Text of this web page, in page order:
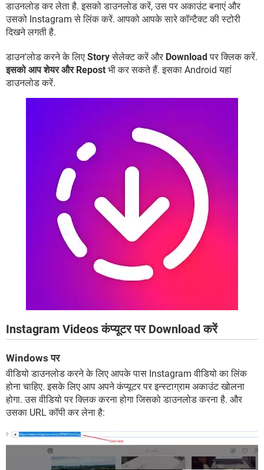
डाउनलोड कर लेता है. इसको डाउनलोड करें, उस पर अकाउंट बनाएं और
उसको Instagram से लिंक करें. आपको आपके सारे कॉन्टैक्ट की स्टोरी
दिखने लगती है.
डाउन'लोड करने के लिए Storyसेलेक्ट करें और Download पर क्लिक करें.
इसको आप शेयर और Repost भी कर सकते हैं. इसका Android यहां
डाउनलोड करें.
Instagram Videos कंप्यूटर पर Download करें
Windows पर
वीडियो डाउनलोड करने के लिए आपके पास Instagram वीडियो का लिंक
होना चाहिए. इसके लिए आप अपने कंप्यूटर पर इन्स्टाग्राम अकाउंट खोलना
होगा. उस वीडियो पर क्लिक करना होगा जिसको डाउनलोड करना है. और
उसका URL कॉपी कर लेना है: